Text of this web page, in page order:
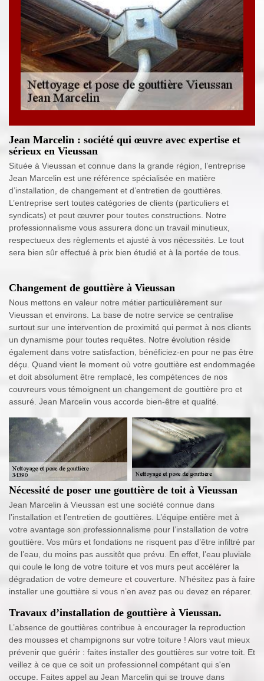
Jean Marcelin : société qui œuvre avec expertise et
sérieux en Vieussan
Située à Vieussan et connue dans la grande région, l’entreprise
Jean Marcelin est une référence spécialisée en matière
d’installation, de changement et d’entretien de gouttières.
L’entreprise sert toutes catégories de clients (particuliers et
syndicats) et peut œuvrer pour toutes constructions. Notre
professionnalisme vous assurera donc un travail minutieux,
respectueux des règlements et ajusté à vos nécessités. Le tout
sera bien sûr effectué à prix bien étudié et à la portée de tous.
Changement de gouttière à Vieussan
Nous mettons en valeur notre métier particulièrement sur
Vieussan et environs. La base de notre service se centralise
surtout sur une intervention de proximité qui permet à nos clients
un dynamisme pour toutes requêtes. Notre évolution réside
également dans votre satisfaction, bénéficiez-en pour ne pas être
déçu. Quand vient le moment où votre gouttière est endommagée
et doit absolument être remplacé, les compétences de nos
couvreurs vous témoignent un changement de gouttière pro et
assuré. Jean Marcelin vous accorde bien-être et qualité.
Nécessité de poser une gouttière de toit à Vieussan
Jean Marcelin à Vieussan est une société connue dans
l’installation et l’entretien de gouttières. L’équipe entière met à
votre avantage son professionnalisme pour l’installation de votre
gouttière. Vos mûrs et fondations ne risquent pas d’être infiltré par
de l’eau, du moins pas aussitôt que prévu. En effet, l’eau pluviale
qui coule le long de votre toiture et vos murs peut accélérer la
dégradation de votre demeure et couverture. N’hésitez pas à faire
installer une gouttière si vous n’en avez pas ou devez en réparer.
Travaux d’installation de gouttière à Vieussan.
L’absence de gouttières contribue à encourager la reproduction
des mousses et champignons sur votre toiture ! Alors vaut mieux
prévenir que guérir : faites installer des gouttières sur votre toit. Et
veillez à ce que ce soit un professionnel compétant qui s'en
occupe. Faites appel au Jean Marcelin qui se trouve dans